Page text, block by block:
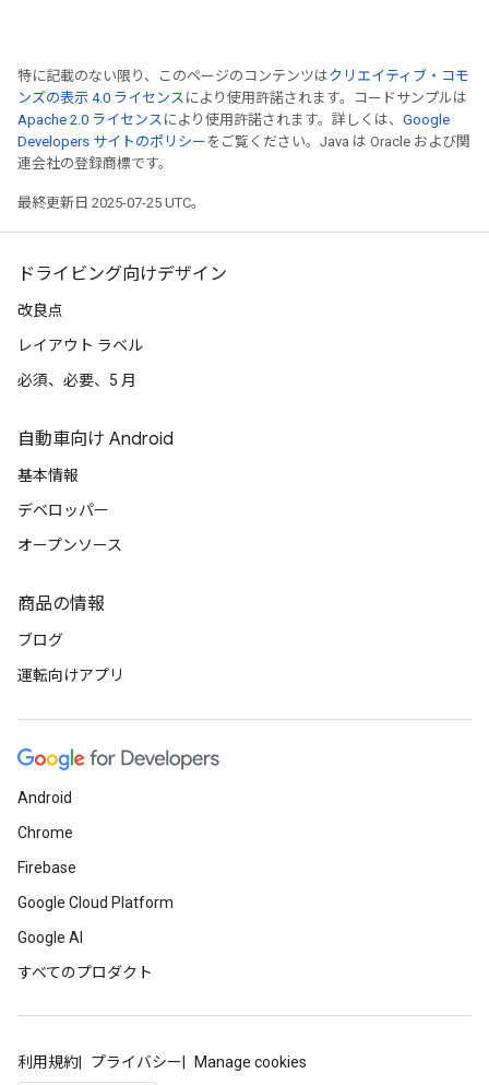
特に記載のない限り、このページのコンテンツはクリエイティブ・コモ
ンズの表示 4.0 ライセンス により使用許諾されます。コードサンプルは
Apache 2.0 ライセンス により使用許諾されます。詳しくは、 Google
Developers サイトのポリシー をご覧ください。Java は Oracle および関
連会社の登録商標です。
最終更新日 2025-07-25 UTC。
ドライビング向けデザイン
改良点
レイアウト ラベル
必須、必要、5 月
自動車向け Android
基本情報
デベロッパー
オープンソース
商品の情報
ブログ
運転向けアプリ
Android
Chrome
Firebase
Google Cloud Platform
Google AI
すべてのプロダクト
利用規約 プライバシー Manage cookies